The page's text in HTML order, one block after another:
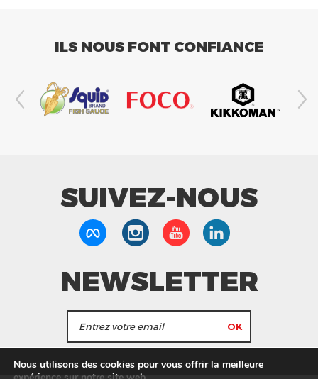
ILS NOUS FONT CONFIANCE
SUIVEZ-NOUS
NEWSLETTER
J'accepte de recevoir les actualités et les
informations de Tang Frères.
Nous utilisons des cookies pour vous offrir la meilleure